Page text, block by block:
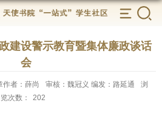
建设警示教育暨集体廉政谈话
会
作者：薛尚 审核：魏冠义 编发：路延通
浏
览次数：
202